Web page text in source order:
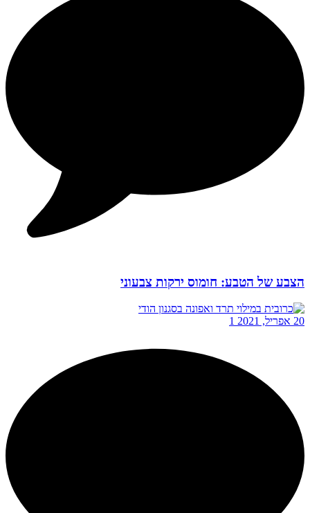
הצבע של הטבע: חומוס ירקות צבעוני
20 אפריל, 2021 1